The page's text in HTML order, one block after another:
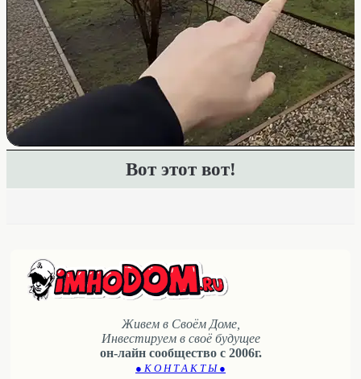
Вот этот вот!
Живем в Своём Доме,
Инвестируем в своё будущее
он-лайн сообщество с 2006г.
● К О Н Т А К Т Ы ●